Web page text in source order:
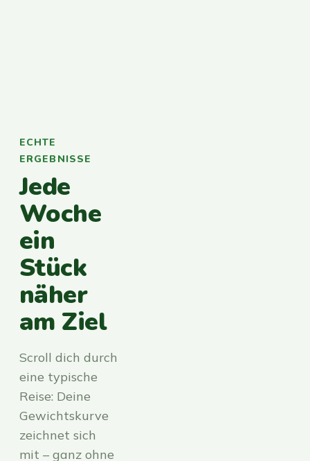
ECHTE
ERGEBNISSE
Jede
Woche
ein
Stück
näher
am Ziel
Scroll dich durch
eine typische
Reise: Deine
Gewichtskurve
zeichnet sich
mit – ganz ohne